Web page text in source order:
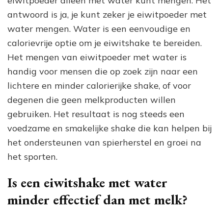
antwoord is ja, je kunt zeker je eiwitpoeder met
water mengen. Water is een eenvoudige en
calorievrije optie om je eiwitshake te bereiden.
Het mengen van eiwitpoeder met water is
handig voor mensen die op zoek zijn naar een
lichtere en minder calorierijke shake, of voor
degenen die geen melkproducten willen
gebruiken. Het resultaat is nog steeds een
voedzame en smakelijke shake die kan helpen bij
het ondersteunen van spierherstel en groei na
het sporten.
Is een eiwitshake met water
minder effectief dan met melk?